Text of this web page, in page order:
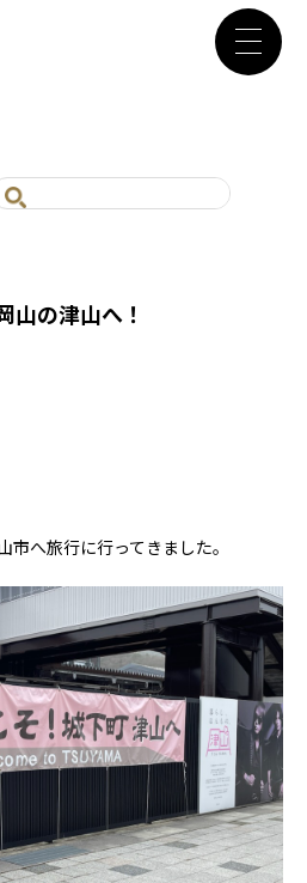
山の津山へ！
へ旅行に行ってきました。